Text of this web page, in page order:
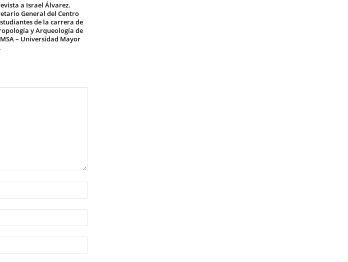
a Israel Álvarez.
General del Centro
de la carrera de
y Arqueología de
– Universidad Mayor